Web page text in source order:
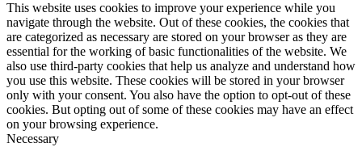
This website uses cookies to improve your experience while you
navigate through the website. Out of these cookies, the cookies that
are categorized as necessary are stored on your browser as they are
essential for the working of basic functionalities of the website. We
also use third-party cookies that help us analyze and understand how
you use this website. These cookies will be stored in your browser
only with your consent. You also have the option to opt-out of these
cookies. But opting out of some of these cookies may have an effect
on your browsing experience.
Necessary